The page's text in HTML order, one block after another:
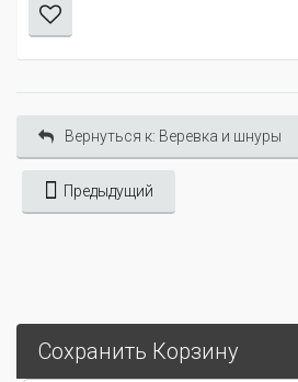
Вернуться к: Веревка и шнуры
Предыдущий
Сохранить Корзину